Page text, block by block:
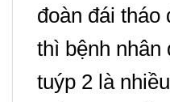
đoàn đái
thì bệnh nhân
tuýp 2 là